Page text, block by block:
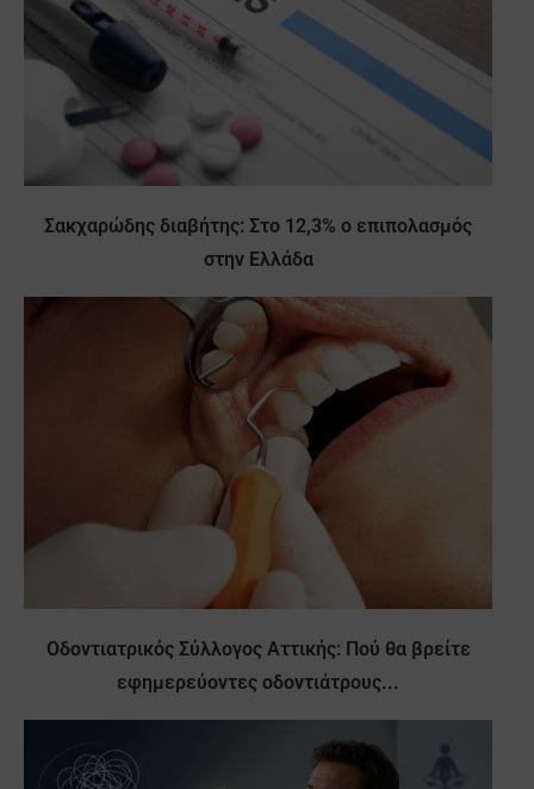
Σακχαρώδης διαβήτης: Στο 12,3% ο επιπολασμός
στην Ελλάδα
Οδοντιατρικός Σύλλογος Αττικής: Πού θα βρείτε
εφημερεύοντες οδοντιάτρους...